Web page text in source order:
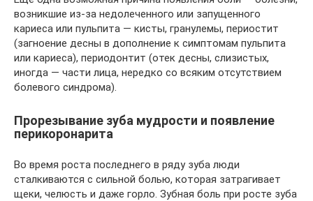
возникшие из-за недолеченного или запущенного
кариеса или пульпита — кисты, гранулемы, периостит
(загноение десны в дополнение к симптомам пульпита
или кариеса), периодонтит (отек десны, слизистых,
иногда — части лица, нередко со всяким отсутствием
болевого синдрома).
Прорезывание зуба мудрости и появление
перикоронарита
Во время роста последнего в ряду зуба люди
сталкиваются с сильной болью, которая затрагивает
щеки, челюсть и даже горло. Зубная боль при росте зуба